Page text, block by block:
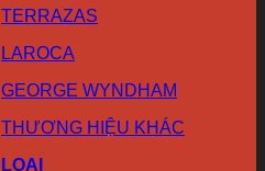
TERRAZAS
LAROCA
GEORGE WYNDHAM
THƯƠNG HIỆU KHÁC
LOẠI